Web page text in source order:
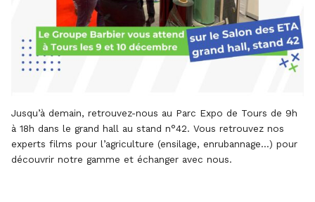
Jusqu’à demain, retrouvez-nous au Parc Expo de Tours de 9h
à 18h dans le grand hall au stand n°42. Vous retrouvez nos
experts films pour l’agriculture (ensilage, enrubannage…) pour
découvrir notre gamme et échanger avec nous.